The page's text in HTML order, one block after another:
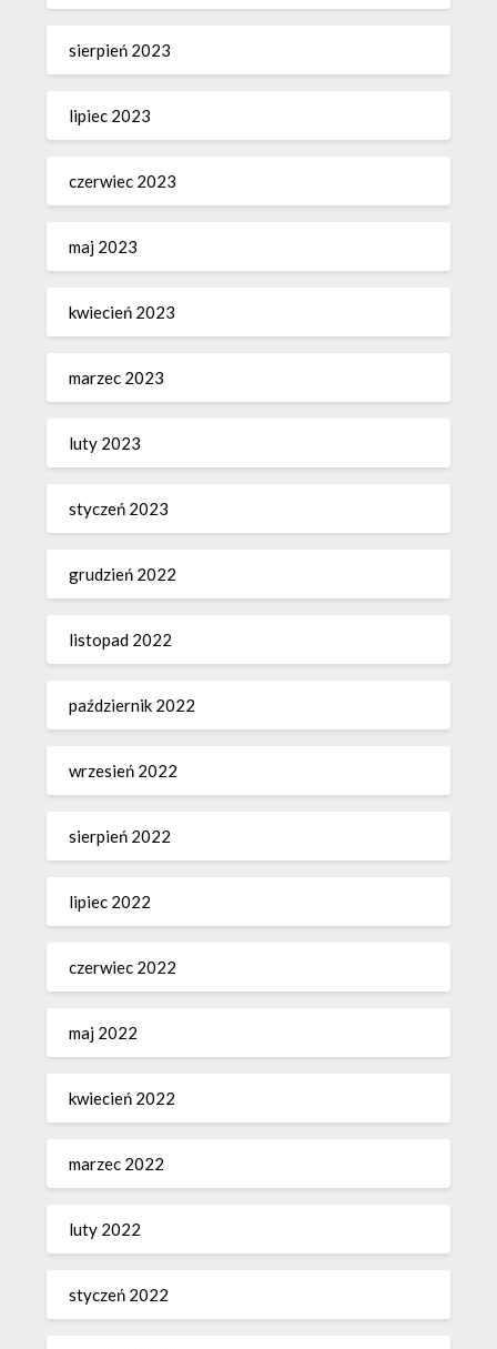
sierpień 2023
lipiec 2023
czerwiec 2023
maj 2023
kwiecień 2023
marzec 2023
luty 2023
styczeń 2023
grudzień 2022
listopad 2022
październik 2022
wrzesień 2022
sierpień 2022
lipiec 2022
czerwiec 2022
maj 2022
kwiecień 2022
marzec 2022
luty 2022
styczeń 2022